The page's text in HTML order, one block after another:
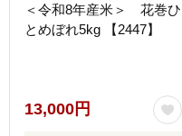
＜令和8年産米＞ 花巻ひ
とめぼれ5kg 【2447】
13,000円